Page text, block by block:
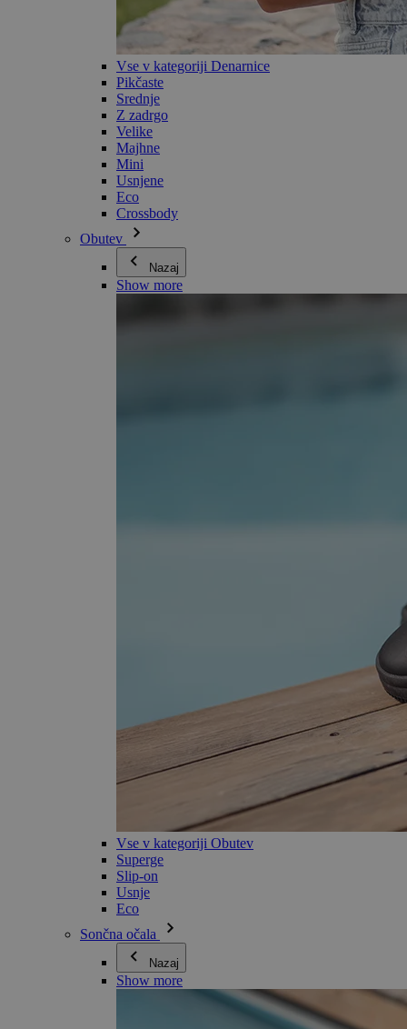
Vse v kategoriji Denarnice
Pikčaste
Srednje
Z zadrgo
Velike
Majhne
Mini
Usnjene
Eco
Crossbody
Obutev
Nazaj
Show more
Vse v kategoriji Obutev
Superge
Slip-on
Usnje
Eco
Sončna očala
Nazaj
Show more